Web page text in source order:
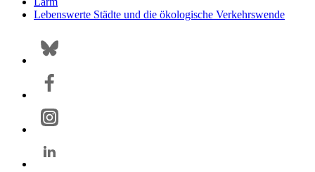
Lebenswerte Städte und die ökologische Verkehrswende